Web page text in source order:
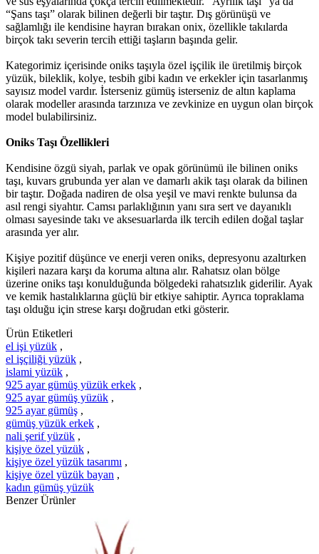
“Şans taşı” olarak bilinen değerli bir taştır. Dış görünüşü ve
sağlamlığı ile kendisine hayran bırakan onix, özellikle takılarda
birçok takı severin tercih ettiği taşların başında gelir.
Kategorimiz içerisinde oniks taşıyla özel işçilik ile üretilmiş birçok
yüzük, bileklik, kolye, tesbih gibi kadın ve erkekler için tasarlanmış
sayısız model vardır. İsterseniz gümüş isterseniz de altın kaplama
olarak modeller arasında tarzınıza ve zevkinize en uygun olan birçok
model bulabilirsiniz.
Oniks Taşı Özellikleri
Kendisine özgü siyah, parlak ve opak görünümü ile bilinen oniks
taşı, kuvars grubunda yer alan ve damarlı akik taşı olarak da bilinen
bir taştır. Doğada nadiren de olsa yeşil ve mavi renkte bulunsa da
asıl rengi siyahtır. Camsı parlaklığının yanı sıra sert ve dayanıklı
olması sayesinde takı ve aksesuarlarda ilk tercih edilen doğal taşlar
arasında yer alır.
Kişiye pozitif düşünce ve enerji veren oniks, depresyonu azaltırken
kişileri nazara karşı da koruma altına alır. Rahatsız olan bölge
üzerine oniks taşı konulduğunda bölgedeki rahatsızlık giderilir. Ayak
ve kemik hastalıklarına güçlü bir etkiye sahiptir. Ayrıca topraklama
taşı olduğu için strese karşı doğrudan etki gösterir.
Ürün Etiketleri
el işi yüzük ,
el işçiliği yüzük ,
islami yüzük ,
925 ayar gümüş yüzük erkek ,
925 ayar gümüş yüzük ,
925 ayar gümüş ,
gümüş yüzük erkek ,
nali şerif yüzük ,
kişiye özel yüzük ,
kişiye özel yüzük tasarımı ,
kişiye özel yüzük bayan ,
kadın gümüş yüzük
Benzer Ürünler